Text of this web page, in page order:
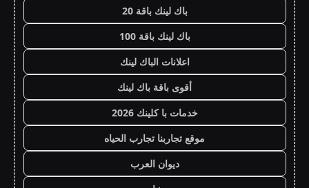
باك لينك باقة 20
باك لينك باقة 100
اعلانات الباك لينك
أقوى باقة باك لينك
خدمات با كلينك 2026
موقع تجاربنا تجارب الحياه
ديوان العرب